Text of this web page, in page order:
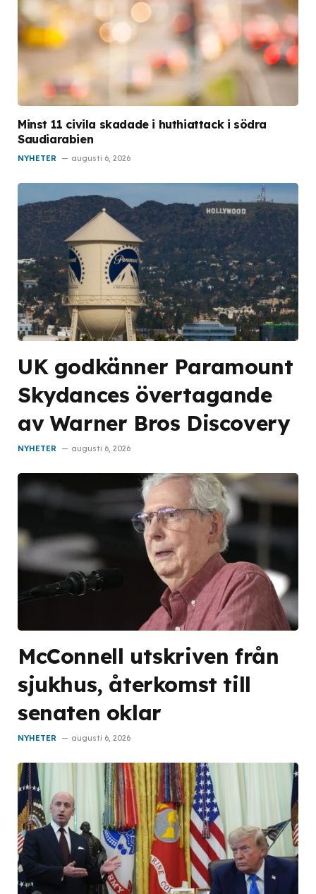
Minst 11 civila skadade i huthiattack i södra
Saudiarabien
NYHETER augusti 6, 2026
UK godkänner Paramount
Skydances övertagande
av Warner Bros Discovery
NYHETER augusti 6, 2026
McConnell utskriven från
sjukhus, återkomst till
senaten oklar
NYHETER augusti 6, 2026